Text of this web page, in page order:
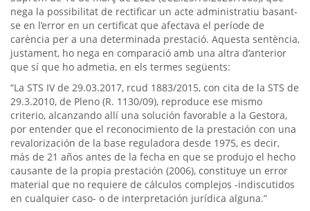
nega la possibilitat de rectificar un acte administratiu basant-
se en l’error en un certificat que afectava el període de
carència per a una determinada prestació. Aquesta sentència,
justament, ho nega en comparació amb una altra d’anterior
que sí que ho admetia, en els termes següents:
“La STS IV de 29.03.2017, rcud 1883/2015, con cita de la STS de
29.3.2010, de Pleno (R. 1130/09), reproduce ese mismo
criterio, alcanzando allí una solución favorable a la Gestora,
por entender que el reconocimiento de la prestación con una
revalorización de la base reguladora desde 1975, es decir,
más de 21 años antes de la fecha en que se produjo el hecho
causante de la propia prestación (2006), constituye un error
material que no requiere de cálculos complejos -indiscutidos
en cualquier caso- o de interpretación jurídica alguna.”